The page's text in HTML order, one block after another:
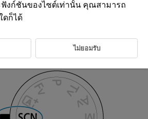
มาะสมให้โดยอัตโนมัติ เมื่อคุณเลือกโหมดถ่ายภาพ
ปที่
ฟังก์ชันของไซต์เท่านั้น คุณสามารถ
ดก็ได้
ไม่ยอมรับ